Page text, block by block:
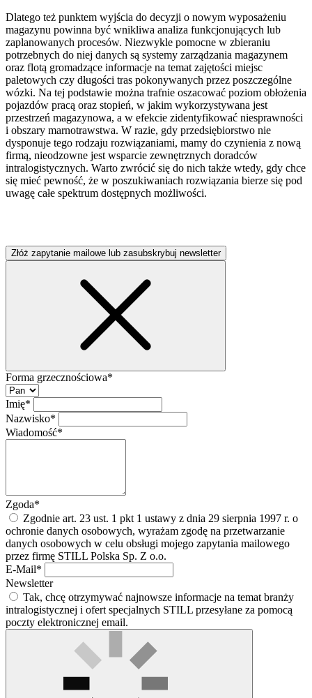
Dlatego też punktem wyjścia do decyzji o nowym wyposażeniu
magazynu powinna być wnikliwa analiza funkcjonujących lub
zaplanowanych procesów. Niezwykle pomocne w zbieraniu
potrzebnych do niej danych są systemy zarządzania magazynem
oraz flotą gromadzące informacje na temat zajętości miejsc
paletowych czy długości tras pokonywanych przez poszczególne
wózki. Na tej podstawie można trafnie oszacować poziom obłożenia
pojazdów pracą oraz stopień, w jakim wykorzystywana jest
przestrzeń magazynowa, a w efekcie zidentyfikować niesprawności
i obszary marnotrawstwa. W razie, gdy przedsiębiorstwo nie
dysponuje tego rodzaju rozwiązaniami, mamy do czynienia z nową
firmą, nieodzowne jest wsparcie zewnętrznych doradców
intralogistycznych. Warto zwrócić się do nich także wtedy, gdy chce
się mieć pewność, że w poszukiwaniach rozwiązania bierze się pod
uwagę całe spektrum dostępnych możliwości.
Złóż zapytanie mailowe lub zasubskrybuj newsletter
Forma grzecznościowa*
Imię*
Nazwisko*
Wiadomość*
Zgoda*
Zgodnie art. 23 ust. 1 pkt 1 ustawy z dnia 29 sierpnia 1997 r. o
ochronie danych osobowych, wyrażam zgodę na przetwarzanie
danych osobowych w celu obsługi mojego zapytania mailowego
przez firmę STILL Polska Sp. Z o.o.
E-Mail*
Newsletter
Tak, chcę otrzymywać najnowsze informacje na temat branży
intralogistycznej i ofert specjalnych STILL przesyłane za pomocą
poczty elektronicznej email.